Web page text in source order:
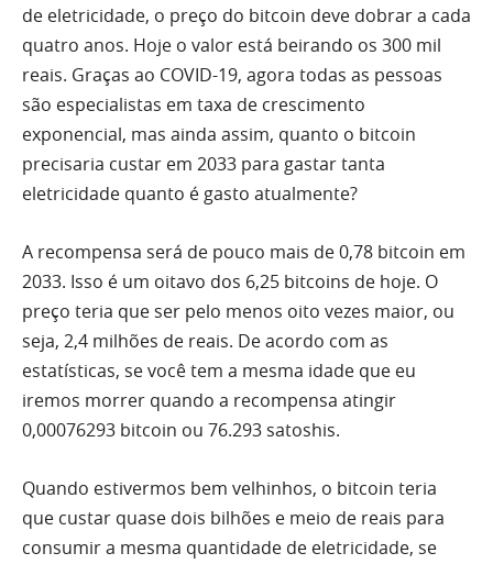
de eletricidade, o preço do bitcoin deve dobrar a cada
quatro anos. Hoje o valor está beirando os 300 mil
reais. Graças ao COVID-19, agora todas as pessoas
são especialistas em taxa de crescimento
exponencial, mas ainda assim, quanto o bitcoin
precisaria custar em 2033 para gastar tanta
eletricidade quanto é gasto atualmente?
A recompensa será de pouco mais de 0,78 bitcoin em
2033. Isso é um oitavo dos 6,25 bitcoins de hoje. O
preço teria que ser pelo menos oito vezes maior, ou
seja, 2,4 milhões de reais. De acordo com as
estatísticas, se você tem a mesma idade que eu
iremos morrer quando a recompensa atingir
0,00076293 bitcoin ou 76.293 satoshis.
Quando estivermos bem velhinhos, o bitcoin teria
que custar quase dois bilhões e meio de reais para
consumir a mesma quantidade de eletricidade, se